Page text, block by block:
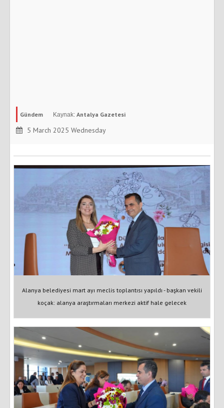
Gündem Antalya Gazetesi
5 March 2025 Wednesday
Alanya belediyesi mart ayı meclis toplantısı yapıldı - başkan vekili
koçak: alanya araştırmaları merkezi aktif hale gelecek